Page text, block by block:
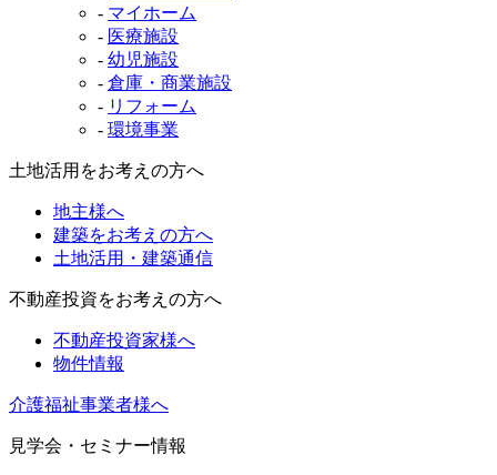
- マイホーム
- 医療施設
- 幼児施設
- 倉庫・商業施設
- リフォーム
- 環境事業
土地活用をお考えの方へ
地主様へ
建築をお考えの方へ
土地活用・建築通信
不動産投資をお考えの方へ
不動産投資家様へ
物件情報
介護福祉事業者様へ
見学会・セミナー情報